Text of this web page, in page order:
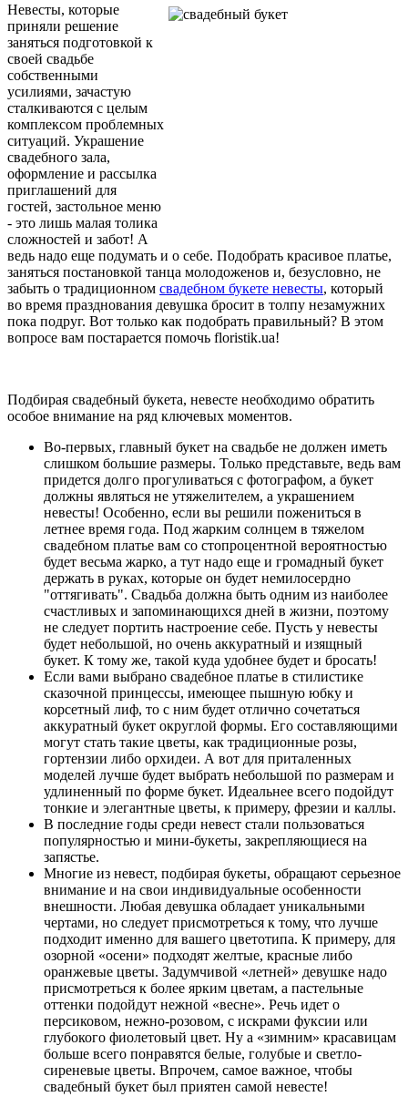
Невесты, которые
приняли решение
заняться подготовкой к
своей свадьбе
собственными
усилиями, зачастую
сталкиваются с целым
комплексом проблемных
ситуаций. Украшение
свадебного зала,
оформление и рассылка
приглашений для
гостей, застольное меню
- это лишь малая толика
сложностей и забот! А
ведь надо еще подумать и о себе. Подобрать красивое платье,
заняться постановкой танца молодоженов и, безусловно, не
забыть о традиционном свадебном букете невесты, который
во время празднования девушка бросит в толпу незамужних
пока подруг. Вот только как подобрать правильный? В этом
вопросе вам постарается помочь floristik.ua!
Подбирая свадебный букета, невесте необходимо обратить
особое внимание на ряд ключевых моментов.
Во-первых, главный букет на свадьбе не должен иметь
слишком большие размеры. Только представьте, ведь вам
придется долго прогуливаться с фотографом, а букет
должны являться не утяжелителем, а украшением
невесты! Особенно, если вы решили пожениться в
летнее время года. Под жарким солнцем в тяжелом
свадебном платье вам со стопроцентной вероятностью
будет весьма жарко, а тут надо еще и громадный букет
держать в руках, которые он будет немилосердно
"оттягивать". Свадьба должна быть одним из наиболее
счастливых и запоминающихся дней в жизни, поэтому
не следует портить настроение себе. Пусть у невесты
будет небольшой, но очень аккуратный и изящный
букет. К тому же, такой куда удобнее будет и бросать!
Если вами выбрано свадебное платье в стилистике
сказочной принцессы, имеющее пышную юбку и
корсетный лиф, то с ним будет отлично сочетаться
аккуратный букет округлой формы. Его составляющими
могут стать такие цветы, как традиционные розы,
гортензии либо орхидеи. А вот для приталенных
моделей лучше будет выбрать небольшой по размерам и
удлиненный по форме букет. Идеальнее всего подойдут
тонкие и элегантные цветы, к примеру, фрезии и каллы.
В последние годы среди невест стали пользоваться
популярностью и мини-букеты, закрепляющиеся на
запястье.
Многие из невест, подбирая букеты, обращают серьезное
внимание и на свои индивидуальные особенности
внешности. Любая девушка обладает уникальными
чертами, но следует присмотреться к тому, что лучше
подходит именно для вашего цветотипа. К примеру, для
озорной «осени» подходят желтые, красные либо
оранжевые цветы. Задумчивой «летней» девушке надо
присмотреться к более ярким цветам, а пастельные
оттенки подойдут нежной «весне». Речь идет о
персиковом, нежно-розовом, с искрами фуксии или
глубокого фиолетовый цвет. Ну а «зимним» красавицам
больше всего понравятся белые, голубые и светло-
сиреневые цветы. Впрочем, самое важное, чтобы
свадебный букет был приятен самой невесте!